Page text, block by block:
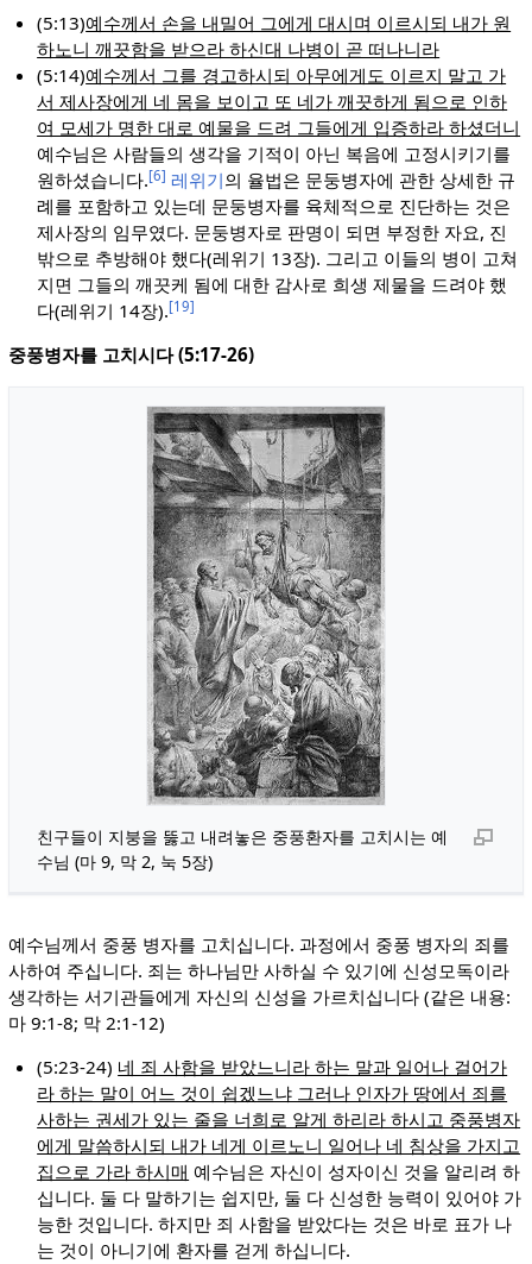
(5:13)예수께서 손을 내밀어 그에게 대시며 이르시되 내가 원
하노니 깨끗함을 받으라 하신대 나병이 곧 떠나니라
(5:14)예수께서 그를 경고하시되 아무에게도 이르지 말고 가
서 제사장에게 네 몸을 보이고 또 네가 깨끗하게 됨으로 인하
여 모세가 명한 대로 예물을 드려 그들에게 입증하라 하셨더니
예수님은 사람들의 생각을 기적이 아닌 복음에 고정시키기를
원하셨습니다.[6] 레위기의 율법은 문둥병자에 관한 상세한 규
례를 포함하고 있는데 문둥병자를 육체적으로 진단하는 것은
제사장의 임무였다. 문둥병자로 판명이 되면 부정한 자요, 진
밖으로 추방해야 했다(레위기 13장). 그리고 이들의 병이 고쳐
지면 그들의 깨끗케 됨에 대한 감사로 희생 제물을 드려야 했
다(레위기 14장).[19]
중풍병자를 고치시다 (5:17-26)
친구들이 지붕을 뚫고 내려놓은 중풍환자를 고치시는 예
수님 (마 9, 막 2, 눅 5장)
예수님께서 중풍 병자를 고치십니다. 과정에서 중풍 병자의 죄를
사하여 주십니다. 죄는 하나님만 사하실 수 있기에 신성모독이라
생각하는 서기관들에게 자신의 신성을 가르치십니다 (같은 내용:
마 9:1-8; 막 2:1-12)
(5:23-24) 네 죄 사함을 받았느니라 하는 말과 일어나 걸어가
라 하는 말이 어느 것이 쉽겠느냐 그러나 인자가 땅에서 죄를
사하는 권세가 있는 줄을 너희로 알게 하리라 하시고 중풍병자
에게 말씀하시되 내가 네게 이르노니 일어나 네 침상을 가지고
집으로 가라 하시매 예수님은 자신이 성자이신 것을 알리려 하
십니다. 둘 다 말하기는 쉽지만, 둘 다 신성한 능력이 있어야 가
능한 것입니다. 하지만 죄 사함을 받았다는 것은 바로 표가 나
는 것이 아니기에 환자를 걷게 하십니다.